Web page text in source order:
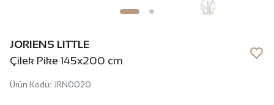
JORIENS LITTLE
Çilek Pike 145x200 cm
Ürün Kodu: JRN0020